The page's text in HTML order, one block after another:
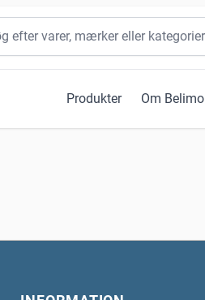
Produkter Om Belimo